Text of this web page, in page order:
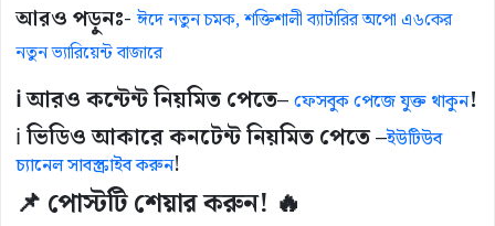
আরও পড়ুনঃ-ঈদে নতুন চমক, শক্তিশালী ব্যাটারির অপো এ৬কের
নতুন ভ্যারিয়েন্ট বাজারে
ℹ️ আরও কন্টেন্ট নিয়মিত পেতে– ফেসবুক পেজে যুক্ত থাকুন!
ℹ️ভিডিও আকারে কনটেন্ট নিয়মিত পেতে –ইউটিউব
চ্যানেল সাবস্ক্রাইব করুন!
📌 পোস্টটি শেয়ার করুন! 🔥